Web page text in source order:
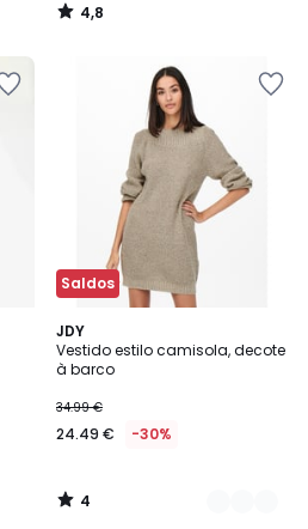
4,8
/
Saldos
JDY
Vestido estilo camisola, decote
à barco
34.99 €
24.49 € -30%
4
/
5
2
Cores
4
/